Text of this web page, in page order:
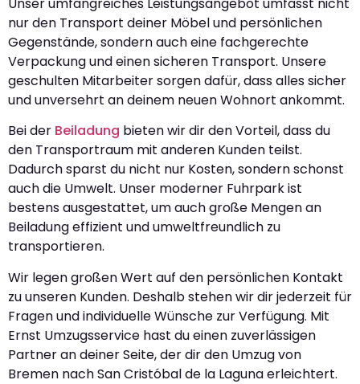
nur den Transport deiner Möbel und persönlichen
Gegenstände, sondern auch eine fachgerechte
Verpackung und einen sicheren Transport. Unsere
geschulten Mitarbeiter sorgen dafür, dass alles sicher
und unversehrt an deinem neuen Wohnort ankommt.
Bei der Beiladung bieten wir dir den Vorteil, dass du
den Transportraum mit anderen Kunden teilst.
Dadurch sparst du nicht nur Kosten, sondern schonst
auch die Umwelt. Unser moderner Fuhrpark ist
bestens ausgestattet, um auch große Mengen an
Beiladung effizient und umweltfreundlich zu
transportieren.
Wir legen großen Wert auf den persönlichen Kontakt
zu unseren Kunden. Deshalb stehen wir dir jederzeit für
Fragen und individuelle Wünsche zur Verfügung. Mit
Ernst Umzugsservice hast du einen zuverlässigen
Partner an deiner Seite, der dir den Umzug von
Bremen nach San Cristóbal de la Laguna erleichtert.